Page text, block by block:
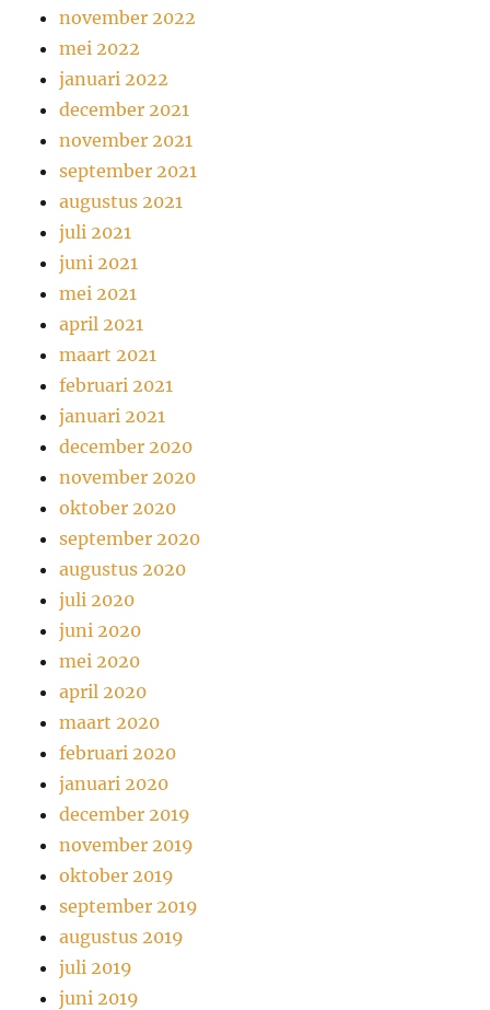
november 2022
mei 2022
januari 2022
december 2021
november 2021
september 2021
augustus 2021
juli 2021
juni 2021
mei 2021
april 2021
maart 2021
februari 2021
januari 2021
december 2020
november 2020
oktober 2020
september 2020
augustus 2020
juli 2020
juni 2020
mei 2020
april 2020
maart 2020
februari 2020
januari 2020
december 2019
november 2019
oktober 2019
september 2019
augustus 2019
juli 2019
juni 2019